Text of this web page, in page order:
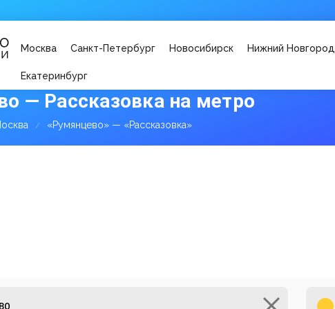
Москва Санкт-Петербург Новосибирск Нижний Новгород
Екатеринбург
— Рассказовка на метро
«Румянцево» — «Рассказовка»